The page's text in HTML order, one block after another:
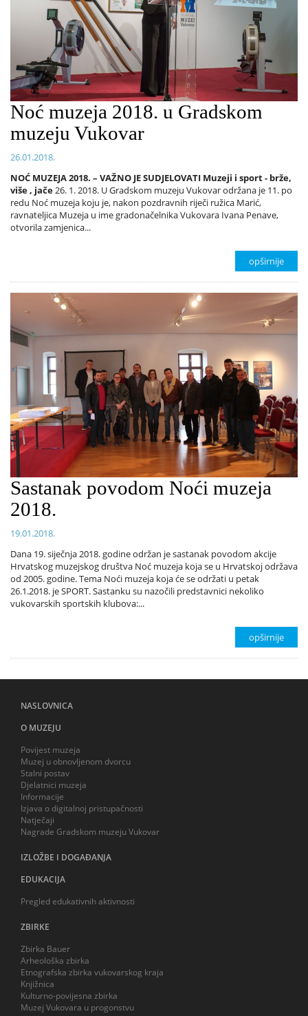
Noć muzeja 2018. u Gradskom
muzeju Vukovar
26.01.2018.
NOĆ MUZEJA 2018. – VAŽNO JE SUDJELOVATI Muzeji i sport - brže,
više , jače26. 1. 2018. U Gradskom muzeju Vukovar održana je 11. po
redu Noć muzeja koju je, nakon pozdravnih riječi ružica Marić,
ravnateljica Muzeja u ime gradonačelnika Vukovara Ivana Penave,
otvorila zamjenica...
opširnije
Sastanak povodom Noći muzeja
2018.
19.01.2018.
Dana 19. siječnja 2018. godine održan je sastanak povodom akcije
Hrvatskog muzejskog društva Noć muzeja koja se u Hrvatskoj održava
od 2005. godine. Tema Noći muzeja koja će se održati u petak
26.1.2018. je SPORT. Sastanku su nazočili predstavnici nekoliko
vukovarskih sportskih klubova:...
opširnije
NASLOVNICA
O MUZEJU
Povijest muzeja
Muzej u obnovljenom dvorcu
Stalni postav
Djelatnici muzeja
Informacije
Izjava o digitalnoj pristupačnosti
Natječaji
Nagrade Gradskom muzeju Vukovar
IZLOŽBE I DOGAĐANJA
EDUKACIJA
Pregled edukativnih aktivnosti
ZBIRKE
Zbirka Bauer
Arheološka zbirka
Etnografska zbirka vukovarskog kraja
Knjižnica
Kulturno-povijesna zbirka
Muzej Vukovara u progonstvu